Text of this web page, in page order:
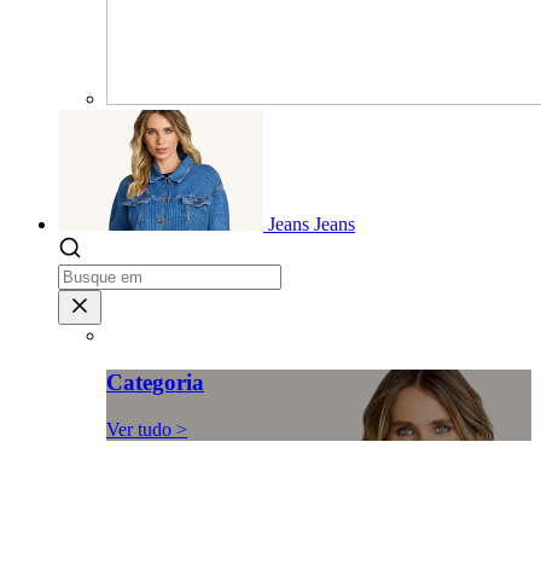
Jeans Jeans
Categoria
Ver tudo >